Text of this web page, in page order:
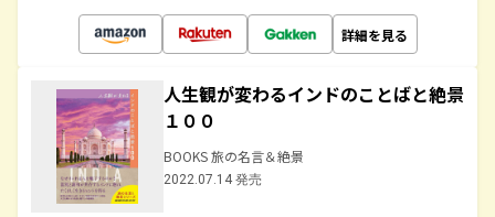
詳細を見る
人生観が変わるインドのことばと絶景
１００
BOOKS 旅の名言＆絶景
2022.07.14 発売